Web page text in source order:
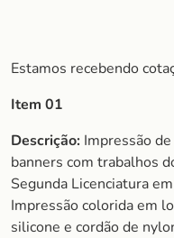
Estamos recebendo
Item 01
Descrição: Impressão
banners com trabalhos
Segunda Licenciatura
Impressão colorida em
silicone e cordão de